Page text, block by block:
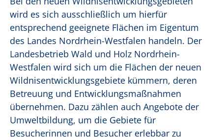
wird es sich ausschließlich um hierfür
entsprechend geeignete Flächen im Eigentum
des Landes Nordrhein-Westfalen handeln. Der
Landesbetrieb Wald und Holz Nordrhein-
Westfalen wird sich um die Flächen der neuen
Wildnisentwicklungsgebiete kümmern, deren
Betreuung und Entwicklungsmaßnahmen
übernehmen. Dazu zählen auch Angebote der
Umweltbildung, um die Gebiete für
Besucherinnen und Besucher erlebbar zu